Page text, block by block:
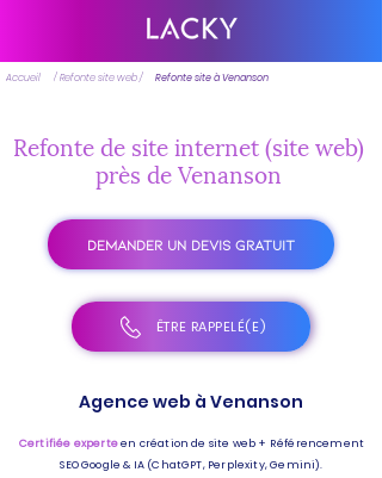
Accueil / Refonte site web / Refonte site à Venanson
Refonte de site internet (site web)
près de Venanson
DEMANDER UN DEVIS GRATUIT
ÊTRE RAPPELÉ(E)
Agence web à Venanson
Certifiée experteen création de site web + Référencement
SEO Google & IA (ChatGPT, Perplexity, Gemini).